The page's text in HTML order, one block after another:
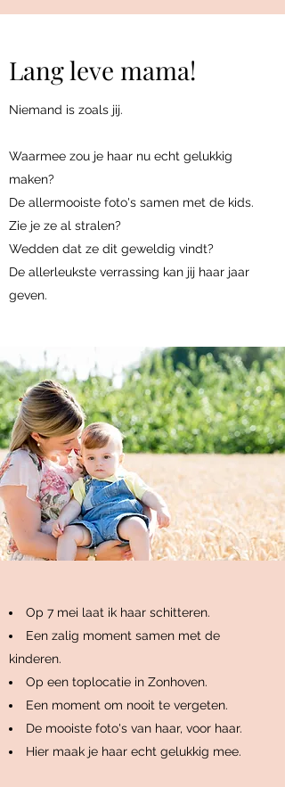
Lang leve mama!
Niemand is zoals jij.
Waarmee zou je haar nu echt gelukkig
maken?
De allermooiste foto's samen met de kids.
Zie je ze al stralen?
Wedden dat ze dit geweldig vindt?
De allerleukste verrassing kan jij haar jaar
geven.
Op 7 mei laat ik haar schitteren.
Een zalig moment samen met de
kinderen.
Op een toplocatie in Zonhoven.
Een moment om nooit te vergeten.
De mooiste foto's van haar, voor haar.
Hier maak je haar echt gelukkig mee.